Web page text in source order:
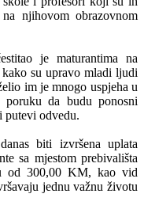
njihovom obrazovnom
je maturantima na
su upravo mladi ljudi
im je mnogo uspjeha u
da budu ponosni
putevi odvedu.
biti izvršena uplata
sa mjestom prebivališta
od 300,00 KM, kao vid
jednu važnu životu